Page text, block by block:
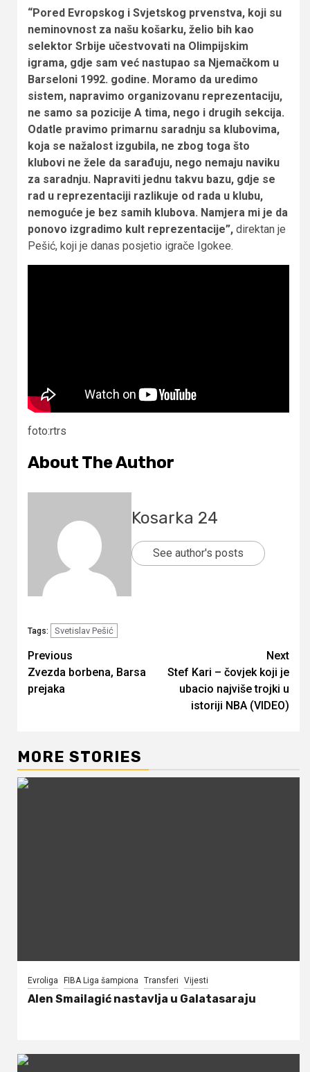
“Pored Evropskog i Svjetskog prvenstva, koji su
neminovnost za našu košarku, želio bih kao
selektor Srbije učestvovati na Olimpijskim
igrama, gdje sam već nastupao sa Njemačkom u
Barseloni 1992. godine. Moramo da uredimo
sistem, napravimo organizovanu reprezentaciju,
ne samo sa pozicije A tima, nego i drugih sekcija.
Odatle pravimo primarnu saradnju sa klubovima,
koja se nažalost izgubila, ne zbog toga što
klubovi ne žele da sarađuju, nego nemaju naviku
za saradnju. Napraviti jednu takvu bazu, gdje se
rad u reprezentaciji razlikuje od rada u klubu,
nemoguće je bez samih klubova. Namjera mi je da
ponovo izgradimo kult reprezentacije”, direktan je
Pešić, koji je danas posjetio igrače Igokee.
foto:rtrs
About The Author
Kosarka 24
See author's posts
Tags: Svetislav Pešić
Continue
Reading
Previous
Zvezda borbena, Barsa
prejaka
Next
Stef Kari – čovjek koji je
ubacio najviše trojki u
istoriji NBA (VIDEO)
MORE STORIES
Evroliga FIBA Liga šampiona Transferi Vijesti
Alen Smailagić nastavlja u Galatasaraju